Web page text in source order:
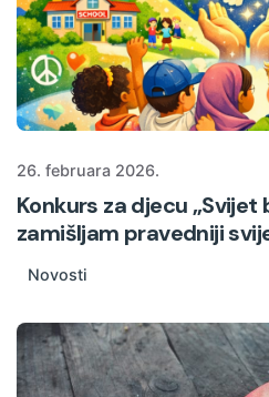
26. februara 2026.
Konkurs za djecu „Svijet
zamišljam pravedniji
Novosti